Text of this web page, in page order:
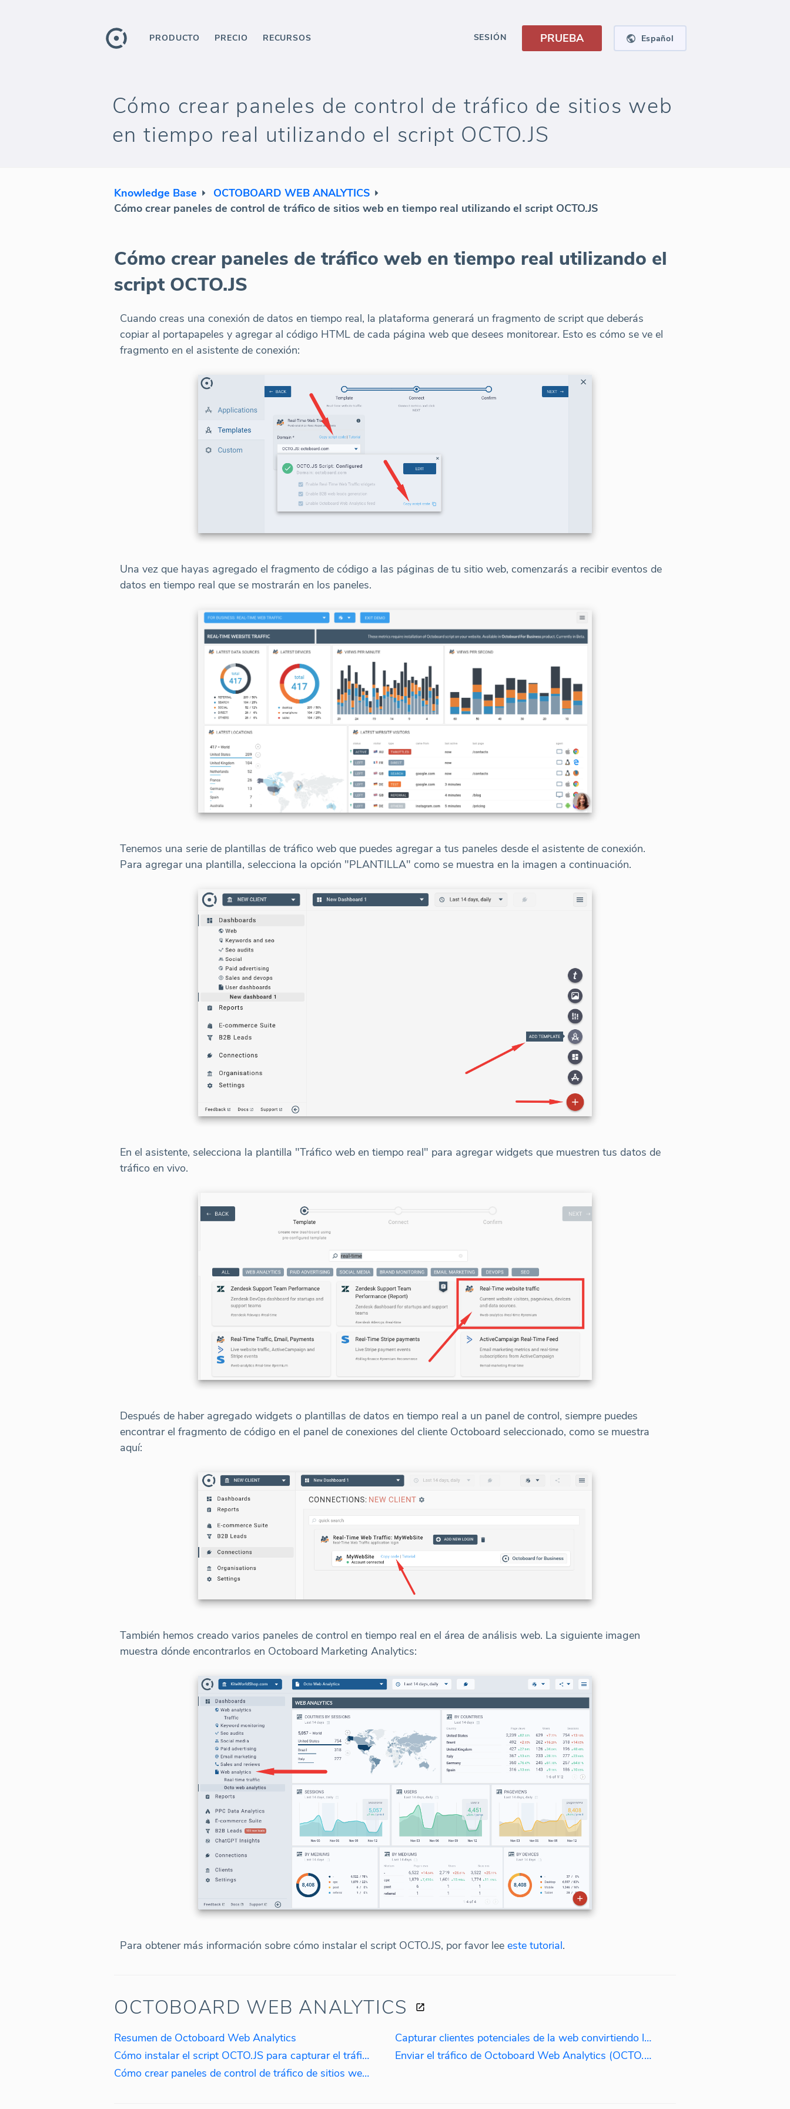
PRODUCTO PRECIO RECURSOS SESIÓN PRUEBA Español
Cómo crear paneles de control de tráfico de sitios web
en tiempo real utilizando el script OCTO.JS
Knowledge Base
OCTOBOARD WEB ANALYTICS
Cómo crear paneles de control de tráfico de sitios web en tiempo real utilizando el script OCTO.JS
Cómo crear paneles de tráfico web en tiempo real utilizando el
script OCTO.JS
Cuando creas una conexión de datos en tiempo real, la plataforma generará un fragmento de script que deberás
copiar al portapapeles y agregar al código HTML de cada página web que desees monitorear. Esto es cómo se ve el
fragmento en el asistente de conexión:
Una vez que hayas agregado el fragmento de código a las páginas de tu sitio web, comenzarás a recibir eventos de
datos en tiempo real que se mostrarán en los paneles.
Tenemos una serie de plantillas de tráfico web que puedes agregar a tus paneles desde el asistente de conexión.
Para agregar una plantilla, selecciona la opción "PLANTILLA" como se muestra en la imagen a continuación.
En el asistente, selecciona la plantilla "Tráfico web en tiempo real" para agregar widgets que muestren tus datos de
tráfico en vivo.
Después de haber agregado widgets o plantillas de datos en tiempo real a un panel de control, siempre puedes
encontrar el fragmento de código en el panel de conexiones del cliente Octoboard seleccionado, como se muestra
aquí:
También hemos creado varios paneles de control en tiempo real en el área de análisis web. La siguiente imagen
muestra dónde encontrarlos en Octoboard Marketing Analytics:
Para obtener más información sobre cómo instalar el script OCTO.JS, por favor lee este tutorial.
OCTOBOARD WEB ANALYTICS
Resumen de Octoboard Web Analytics
Cómo instalar el script OCTO.JS para capturar el tráfico web
Cómo crear paneles de control de tráfico de sitios web en tiempo real utilizando el script OCTO.JS
Capturar clientes potenciales de la web convirtiendo las direcciones IP de los visitantes en nombres de empresas.
Enviar el tráfico de Octoboard Web Analytics (OCTO.JS) a PPC Data Analytics